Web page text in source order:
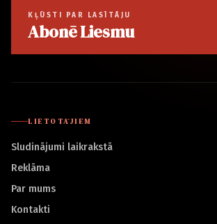
KĻŪSTI PAR LASĪTĀJU
Abonē Liesmu
LIETOTĀJIEM
Sludinājumi laikrakstā
Reklāma
Par mums
Kontakti